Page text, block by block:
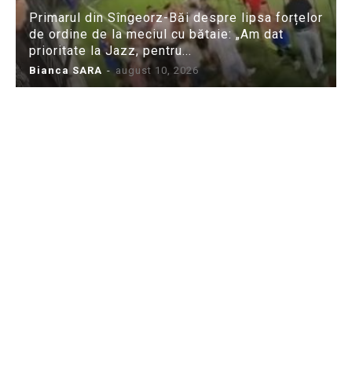
Primarul din Sîngeorz-Băi despre lipsa forțelor
de ordine de la meciul cu bătaie: „Am dat
prioritate la Jazz, pentru...
Bianca SARA - august 10, 2026